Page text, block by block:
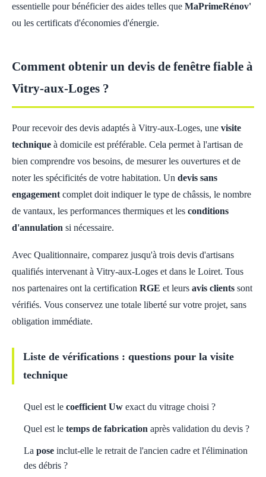
essentielle pour bénéficier des aides telles que MaPrimeRénov'
ou les certificats d'économies d'énergie.
Comment obtenir un devis de fenêtre fiable à
Vitry-aux-Loges ?
Pour recevoir des devis adaptés à Vitry-aux-Loges, une visite
technique à domicile est préférable. Cela permet à l'artisan de
bien comprendre vos besoins, de mesurer les ouvertures et de
noter les spécificités de votre habitation. Un devis sans
engagement complet doit indiquer le type de châssis, le nombre
de vantaux, les performances thermiques et les conditions
d'annulation si nécessaire.
Avec Qualitionnaire, comparez jusqu'à trois devis d'artisans
qualifiés intervenant à Vitry-aux-Loges et dans le Loiret. Tous
nos partenaires ont la certification RGE et leurs avis clients sont
vérifiés. Vous conservez une totale liberté sur votre projet, sans
obligation immédiate.
Liste de vérifications : questions pour la visite
technique
Quel est le coefficient Uw exact du vitrage choisi ?
Quel est le temps de fabrication après validation du devis ?
La pose inclut-elle le retrait de l'ancien cadre et l'élimination
des débris ?